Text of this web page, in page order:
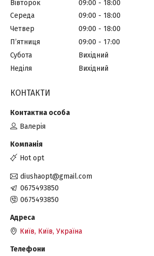
Вівторок
09:00
18:00
Середа
09:00
18:00
Четвер
09:00
18:00
Пʼятниця
09:00
17:00
Субота
Вихідний
Неділя
Вихідний
КОНТАКТИ
Валерія
Hot opt
diushaopt@gmail.com
0675493850
0675493850
Київ, Київ, Україна